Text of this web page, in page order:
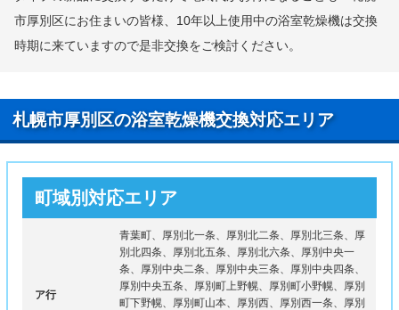
市厚別区にお住まいの皆様、10年以上使用中の浴室乾燥機は交換
時期に来ていますので是非交換をご検討ください。
札幌市厚別区の浴室乾燥機交換対応エリア
町域別対応エリア
ア行
青葉町、厚別北一条、厚別北二条、厚別北三条、厚
別北四条、厚別北五条、厚別北六条、厚別中央一
条、厚別中央二条、厚別中央三条、厚別中央四条、
厚別中央五条、厚別町上野幌、厚別町小野幌、厚別
町下野幌、厚別町山本、厚別西、厚別西一条、厚別